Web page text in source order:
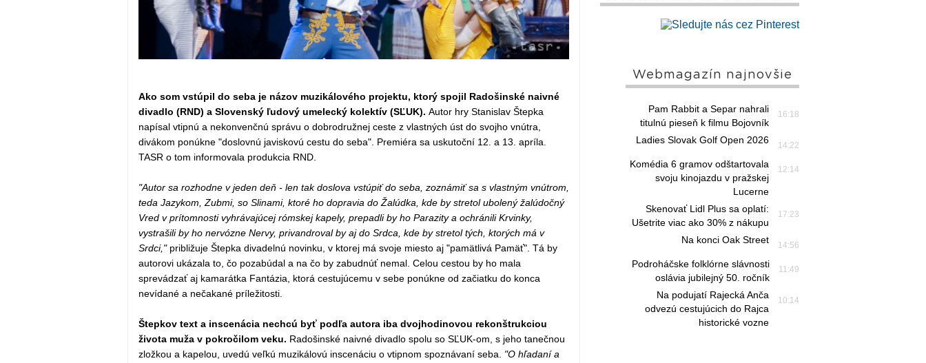
Ako som vstúpil do seba je názov muzikálového projektu, ktorý spojil Radošinské naivné
divadlo (RND) a Slovenský ľudový umelecký kolektív (SĽUK). Autor hry Stanislav Štepka
napísal vtipnú a nekonvenčnú správu o dobrodružnej ceste z vlastných úst do svojho vnútra,
divákom ponúkne "doslovnú javiskovú cestu do seba". Premiéra sa uskutoční 12. a 13. apríla.
TASR o tom informovala produkcia RND.
"Autor sa rozhodne v jeden deň - len tak doslova vstúpiť do seba, zoznámiť sa s vlastným vnútrom,
teda Jazykom, Zubmi, so Slinami, ktoré ho dopravia do Žalúdka, kde by stretol ubolený žalúdočný
Vred v prítomnosti vyhrávajúcej rómskej kapely, prepadli by ho Parazity a ochránili Krvinky,
vystrašili by ho nervózne Nervy, privandroval by aj do Srdca, kde by stretol tých, ktorých má v
Srdci,"približuje Štepka divadelnú novinku, v ktorej má svoje miesto aj "pamätlivá Pamäť". Tá by
autorovi ukázala to, čo pozabúdal a na čo by zabudnúť nemal. Celou cestou by ho mala
sprevádzať aj kamarátka Fantázia, ktorá cestujúcemu v sebe ponúkne od začiatku do konca
nevídané a nečakané príležitosti.
Štepkov text a inscenácia nechcú byť podľa autora iba dvojhodinovou rekonštrukciou
života muža v pokročilom veku. Radošinské naivné divadlo spolu so SĽUK-om, s jeho tanečnou
zložkou a kapelou, uvedú veľkú muzikálovú inscenáciu o vtipnom spoznávaní seba. "O hľadaní a
Webmagazín najnovšie
16:18
Pam Rabbit a Separ nahrali
titulnú pieseň k filmu Bojovník
14:22
Ladies Slovak Golf Open 2026
12:14
Komédia 6 gramov odštartovala
svoju kinojazdu v pražskej
Lucerne
17:23
Skenovať Lidl Plus sa oplatí:
Ušetrite viac ako 30% z nákupu
14:56
Na konci Oak Street
11:49
Podroháčske folklórne slávnosti
oslávia jubilejný 50. ročník
10:14
Na podujatí Rajecká Anča
odvezú cestujúcich do Rajca
historické vozne